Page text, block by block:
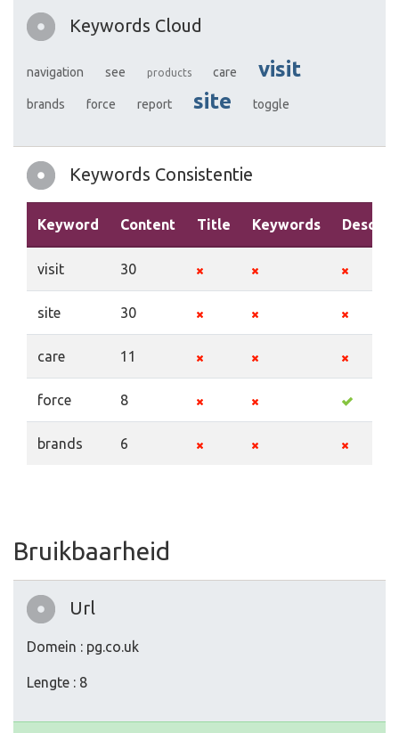
Keywords Cloud
navigation see products care visit
brands force report site toggle
Keywords Consistentie
Keyword Content Title Keywords
visit 30
site 30
care 11
force 8
brands 6
Bruikbaarheid
Url
Domein : pg.co.uk
Lengte : 8